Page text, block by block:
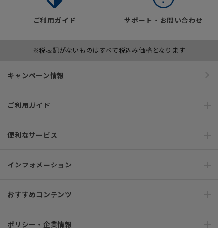
ご利用ガイド サポート・お問い合わせ
※税表記がないものはすべて税込み価格となります
キャンペーン情報
ご利用ガイド
便利なサービス
インフォメーション
おすすめコンテンツ
ポリシー・企業情報